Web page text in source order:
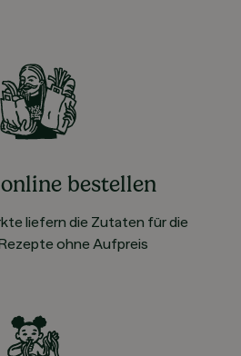
bestellen
liefern die Zutaten für die
ohne Aufpreis